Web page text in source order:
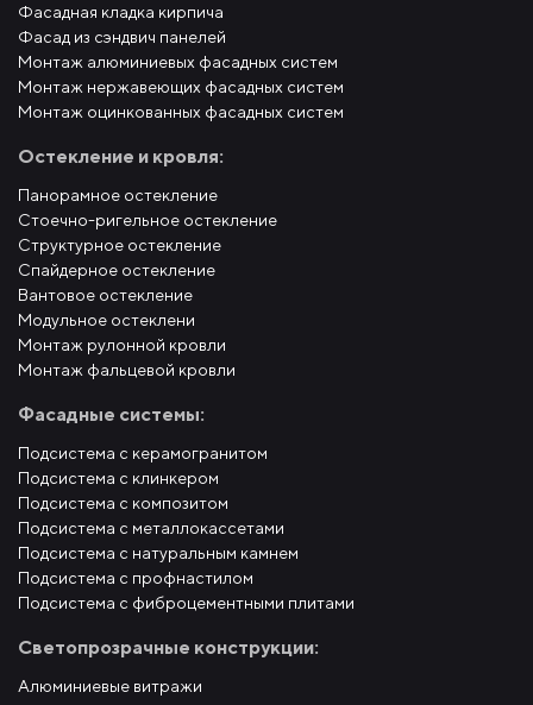
Фасадная кладка кирпича
Фасад из сэндвич панелей
Монтаж алюминиевых фасадных систем
Монтаж нержавеющих фасадных систем
Монтаж оцинкованных фасадных систем
Остекление и кровля:
Панорамное остекление
Стоечно-ригельное остекление
Структурное остекление
Спайдерное остекление
Вантовое остекление
Модульное остеклени
Монтаж рулонной кровли
Монтаж фальцевой кровли
Фасадные системы:
Подсистема с керамогранитом
Подсистема с клинкером
Подсистема с композитом
Подсистема с металлокассетами
Подсистема с натуральным камнем
Подсистема с профнастилом
Подсистема с фиброцементными плитами
Светопрозрачные конструкции:
Алюминиевые витражи